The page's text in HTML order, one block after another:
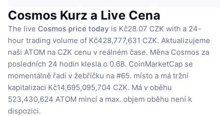
Cosmos Kurz a Live Cena
The live Cosmos price today is Kč28.07 CZK with a 24-
hour trading volume of Kč428,777,631 CZK. Aktualizujeme
naši ATOM na CZK cenu v reálném čase. Měna Cosmos za
posledních 24 hodin klesla o 0.68. CoinMarketCap se
momentálně řadí v žebříčku na #65. místo a má tržní
kapitalizaci Kč14,695,095,704 CZK. Má v oběhu
523,430,624 ATOM mincí a max. objem oběhu není k
dispozici.